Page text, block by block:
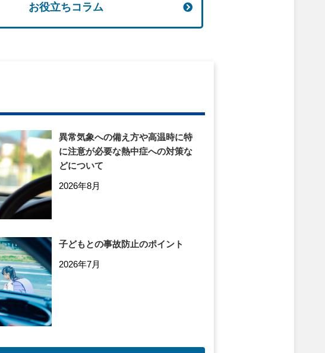
お役立ちコラム
異常気象への備え方や高温時に特
に注意が必要な熱中症への対策な
どについて
2026年8月
子どもとの事故防止のポイント
2026年7月